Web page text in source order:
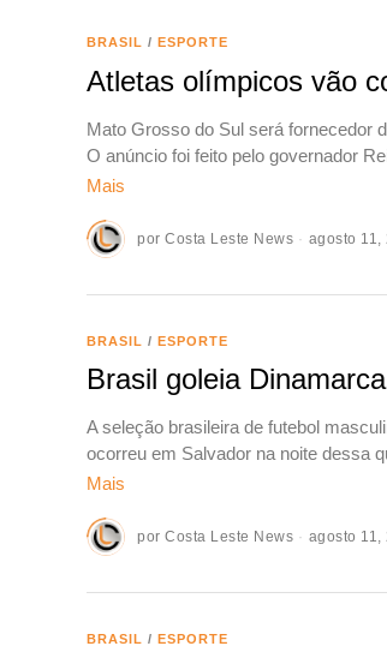
BRASIL / ESPORTE
Atletas olímpicos vão
Mato Grosso do Sul será fornecedor
O anúncio foi feito pelo governador
Mais
por Costa Leste News agosto 11,
BRASIL / ESPORTE
Brasil goleia
A seleção brasileira de futebol
ocorreu em Salvador na noite dessa
Mais
por Costa Leste News agosto 11,
BRASIL / ESPORTE